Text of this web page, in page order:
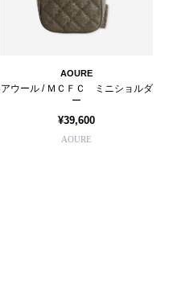
AOURE
アウール / ＭＣＦＣ ミニショルダ
ー
¥39,600
AOURE